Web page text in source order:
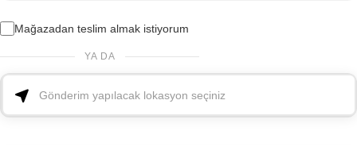
Mağazadan teslim almak istiyorum
YA DA